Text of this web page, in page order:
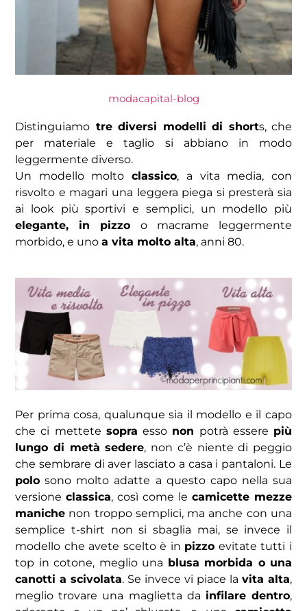
modacapital-blog
Distinguiamo tre diversi modelli di shorts, che
per materiale e taglio si abbiano in modo
leggermente diverso.
Un modello moltoclassico, a vita media, con
risvolto e magari una leggera piega si presterà sia
ai look più sportivi e semplici, un modello più
elegante, in pizzo o macrame leggermente
morbido, e uno a vita molto alta, anni 80.
Per prima cosa, qualunque sia il modello e il capo
che ci mettete sopra esso non potrà essere più
lungo di metà sedere, non c’è niente di peggio
che sembrare di aver lasciato a casa i pantaloni. Le
polo sono molto adatte a questo capo nella sua
versione classica, così come le camicette mezze
maniche non troppo semplici, ma anche con una
semplice t-shirt non si sbaglia mai, se invece il
modello che avete scelto è in pizzo evitate tutti i
top in cotone, meglio una blusa morbida o una
canotti a scivolata. Se invece vi piace la vita alta,
meglio trovare una maglietta da infilare dentro,